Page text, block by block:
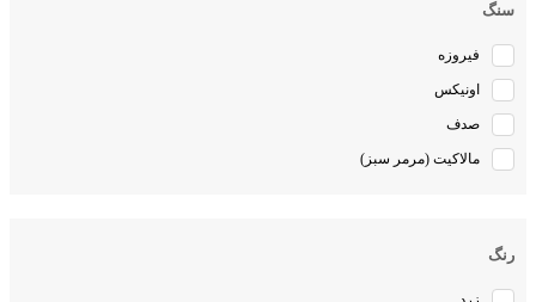
سنگ
فیروزه
اونیکس
صدف
مالاکیت (مرمر سبز)
رنگ